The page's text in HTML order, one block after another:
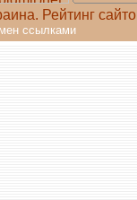
ссылками